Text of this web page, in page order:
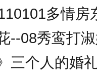
多情房
--08秀鸾打
三个人的婚